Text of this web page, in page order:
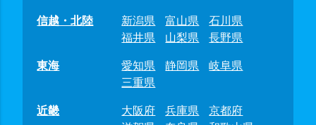
信越・北陸
新潟県 富山県
石川県
福井県
山梨県
長野県
東海
愛知県 静岡県
岐阜県
三重県
近畿
大阪府 兵庫県
京都府